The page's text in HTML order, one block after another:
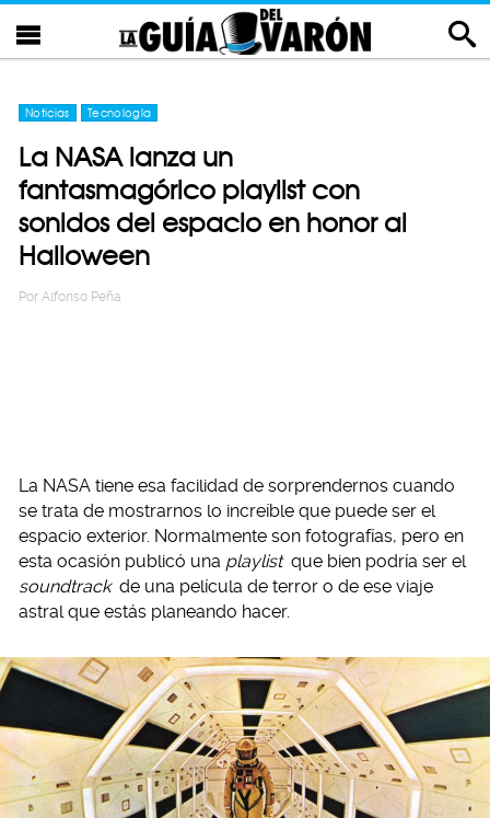
Noticias Tecnología
La NASA lanza un
fantasmagórico playlist con
sonidos del espacio en honor al
Halloween
Por Alfonso Peña
La NASA tiene esa facilidad de sorprendernos cuando
se trata de mostrarnos lo increíble que puede ser el
espacio exterior. Normalmente son fotografías, pero en
esta ocasión publicó una playlist que bien podría ser el
soundtrack de una película de terror o de ese viaje
astral que estás planeando hacer.